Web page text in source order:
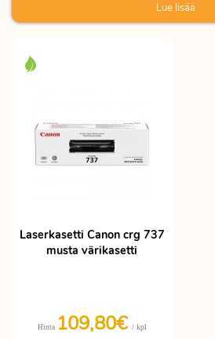
Lue lisää
Laserkasetti Canon crg 737
musta värikasetti
Hinta 109,80€ / kpl